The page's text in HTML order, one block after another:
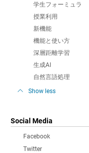
学生フォーミュラ
授業利用
新機能
機能と使い方
深層距離学習
生成AI
自然言語処理
Show less
Social Media
Facebook
Twitter